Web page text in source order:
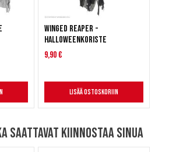
Winged Reaper -
halloweenkoriste
9,90 €
Lisää ostoskoriin
saattavat kiinnostaa sinua